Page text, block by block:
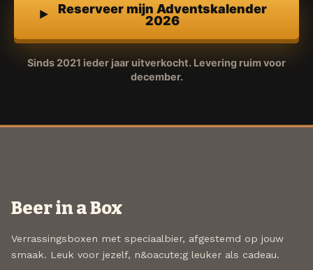
Reserveer mijn Adventskalender
2026
Sinds 2021 ieder jaar uitverkocht. Levering ruim voor
december.
Beer in a Box
Verrassingsboxen met speciaalbier, afgestemd op jouw
smaak. Leuk voor jezelf, n&oacute;g leuker als cadeau.